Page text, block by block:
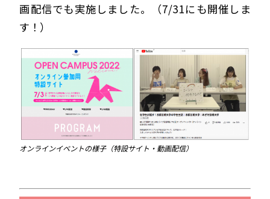
画配信でも実施しました。（7/31にも開催しま
す！）
オンラインイベントの様子（特設サイト・動画配信）